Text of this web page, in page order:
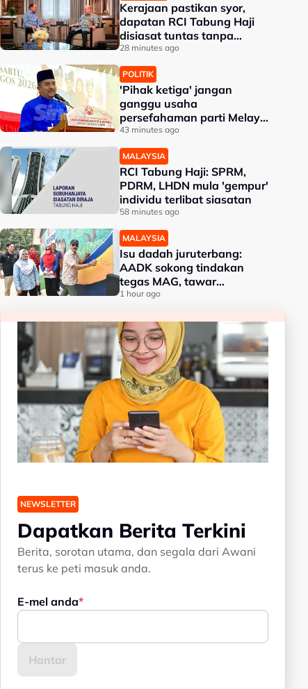
Kerajaan pastikan syor,
dapatan RCI Tabung Haji
disiasat tuntas tanpa
kompromi - PM Anwar
28 minutes ago
POLITIK
'Pihak ketiga' jangan
ganggu usaha
persefahaman parti Melayu
- Asyraf Wajdi
43 minutes ago
MALAYSIA
RCI Tabung Haji: SPRM,
PDRM, LHDN mula 'gempur'
individu terlibat siasatan
58 minutes ago
MALAYSIA
Isu dadah juruterbang:
AADK sokong tindakan
tegas MAG, tawar
kepakaran pemeriksaan
1 hour ago
NEWSLETTER
Dapatkan Berita Terkini
Berita, sorotan utama, dan segala dari Awani
terus ke peti masuk anda.
E-mel anda